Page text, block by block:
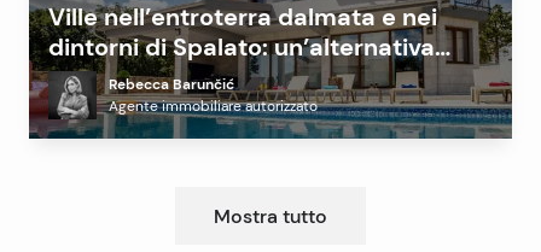
Ville nell’entroterra dalmata e nei
dintorni di Spalato: un’alternativa
redditizia alla costa?
Rebecca Barunčić
Agente immobiliare autorizzato
Mostra tutto